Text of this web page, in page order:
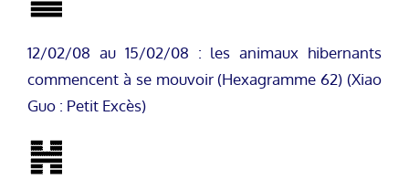
12/02/08 au 15/02/08 : les animaux hibernants
commencent à se mouvoir (Hexagramme 62) (Xiao
Guo : Petit Excès)